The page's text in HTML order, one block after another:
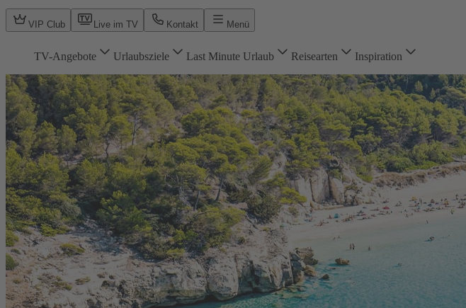
VIP Club Live im TV Kontakt Menü
TV-Angebote Urlaubsziele Last Minute Urlaub Reisearten Inspiration